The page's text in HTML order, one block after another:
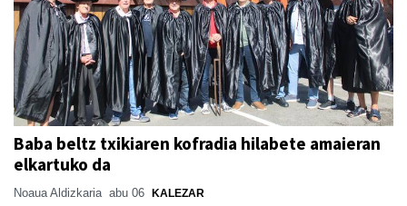
Baba beltz txikiaren kofradia hilabete amaieran
elkartuko da
Noaua Aldizkaria abu 06 KALEZAR